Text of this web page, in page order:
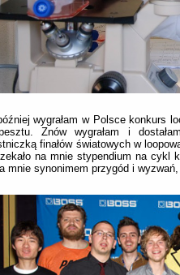
wygrałam w Polsce konkurs
Znów wygrałam i
finałów światowych w
na mnie stypendium na cykl
mnie synonimem przygód i